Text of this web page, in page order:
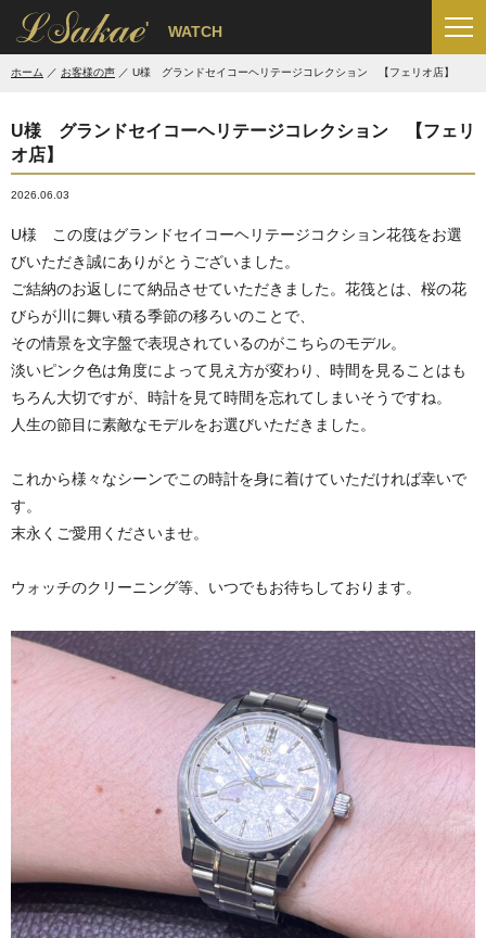
' WATCH
ホーム お客様の声 U様 グランドセイコーヘリテージコレクション 【フェリオ店】
U様 グランドセイコーヘリテージコレクション 【フェリ
オ店】
2026.06.03
U様 この度はグランドセイコーヘリテージコクション花筏をお選
びいただき誠にありがとうございました。
ご結納のお返しにて納品させていただきました。花筏とは、桜の花
びらが川に舞い積る季節の移ろいのことで、
その情景を文字盤で表現されているのがこちらのモデル。
淡いピンク色は角度によって見え方が変わり、時間を見ることはも
ちろん大切ですが、時計を見て時間を忘れてしまいそうですね。
人生の節目に素敵なモデルをお選びいただきました。
これから様々なシーンでこの時計を身に着けていただければ幸いで
す。
末永くご愛用くださいませ。
ウォッチのクリーニング等、いつでもお待ちしております。